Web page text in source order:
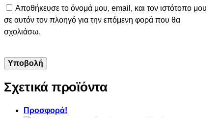
Αποθήκευσε το όνομά μου, email, και τον ιστότοπο μου
σε αυτόν τον πλοηγό για την επόμενη φορά που θα
σχολιάσω.
Σχετικά προϊόντα
Προσφορά!